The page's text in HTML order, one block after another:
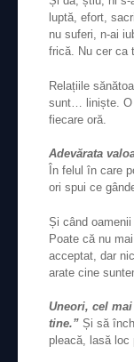
luptă, efort,
nu suferi, n-ai
frică. Nu cer ca
Relațiile
sunt… liniște. O
fiecare oră.
Adevărata
În felul în care
ori spui ce
Și când
Poate că nu
acceptat, dar
arate cine
Uneori, cel
tine.” Și să
pleacă, lasă loc